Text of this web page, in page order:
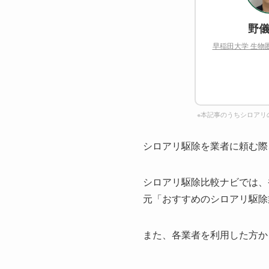
野
早稲田大学 生物
※本記事のうちシロア
シロアリ駆除を業者に頼む
シロアリ駆除比較ナビでは
元「おすすめのシロアリ駆
また、各業者を利用した方